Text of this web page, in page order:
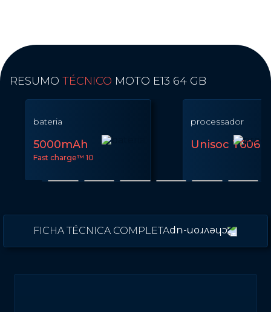
RESUMO TÉCNICO MOTO E13 64 GB
bateria
5000mAh
Fast charge™️ 10
processador
Unisoc T606
FICHA TÉCNICA COMPLETA